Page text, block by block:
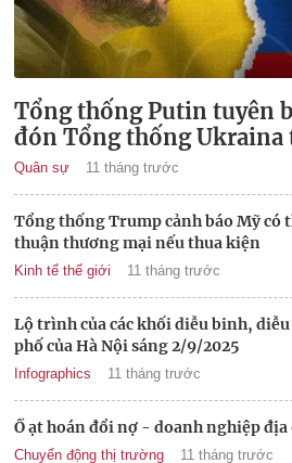
Tổng thống Putin tuyên
đón Tổng thống Ukraina
Quân sự 11 tháng trước
Tổng thống Trump cảnh báo Mỹ có
thuận thương mại nếu thua kiện
Kinh tế thế giới 11 tháng trước
Lộ trình của các khối diễu binh,
phố của Hà Nội sáng 2/9/2025
Infographics 11 tháng trước
Ồ ạt hoán đổi nợ - doanh nghiệp
Chuyển động thị trường 11 tháng trước